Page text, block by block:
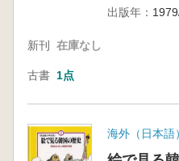
出版年：
新刊 在庫なし
古書 1点
海外（日本語）